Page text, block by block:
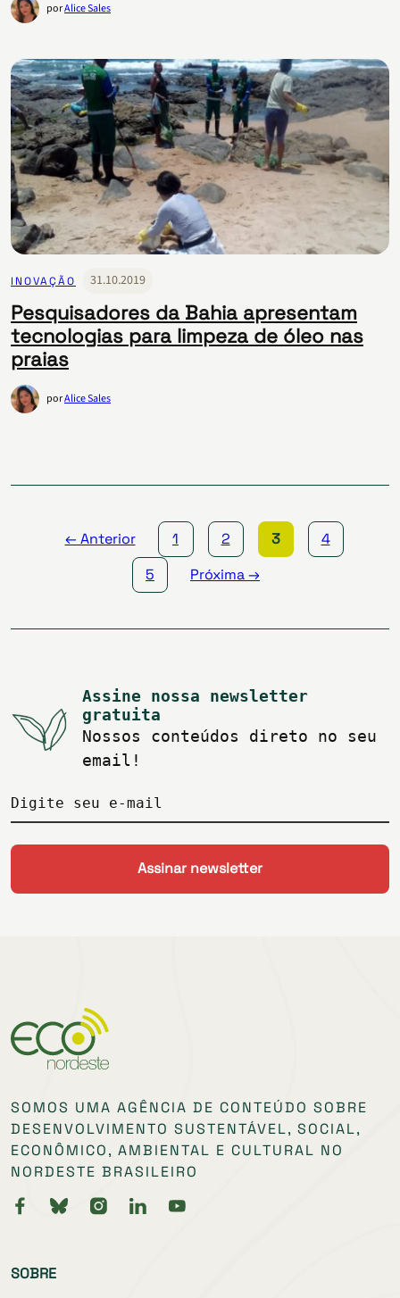
porAlice Sales
INOVAÇÃO 31.10.2019
Pesquisadores da Bahia apresentam
tecnologias para limpeza de óleo nas
praias
porAlice Sales
de
← Anterior 1 2 3
4
5
Próxima →
Assine nossa newsletter
gratuita
Nossos conteúdos direto no seu
email!
Digite seu e-mail
SOMOS UMA AGÊNCIA DE CONTEÚDO SOBRE
DESENVOLVIMENTO SUSTENTÁVEL, SOCIAL,
ECONÔMICO, AMBIENTAL E CULTURAL NO
NORDESTE BRASILEIRO
SOBRE